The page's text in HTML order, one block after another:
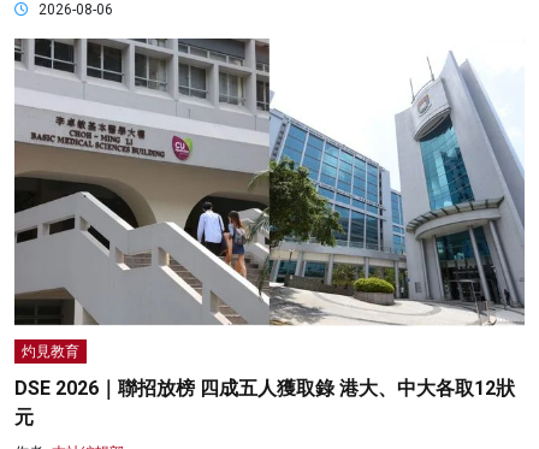
2026-08-06
灼見教育
DSE 2026｜聯招放榜 四成五人獲取錄 港大、中大各取12狀
元